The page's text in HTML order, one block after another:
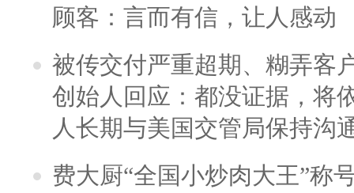
顾客：言而有信，让人感动
被传交付严重超期、糊弄客
创始人回应：都没证据，将
人长期与美国交管局保持沟
费大厨“全国小炒肉大王”称